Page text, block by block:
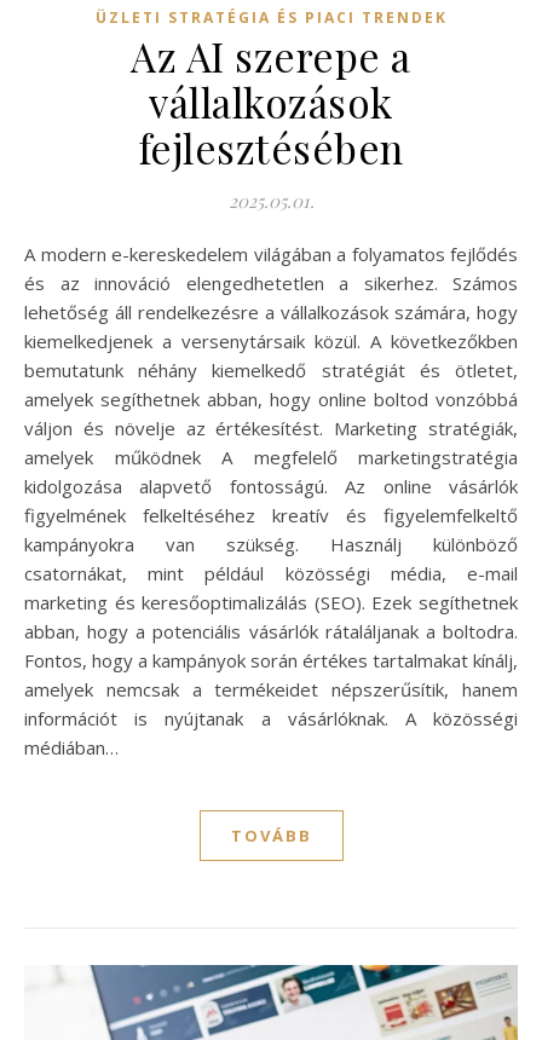
ÜZLETI STRATÉGIA ÉS PIACI TRENDEK
Az AI szerepe a
vállalkozások
fejlesztésében
2025.05.01.
A modern e-kereskedelem világában a folyamatos fejlődés
és az innováció elengedhetetlen a sikerhez. Számos
lehetőség áll rendelkezésre a vállalkozások számára, hogy
kiemelkedjenek a versenytársaik közül. A következőkben
bemutatunk néhány kiemelkedő stratégiát és ötletet,
amelyek segíthetnek abban, hogy online boltod vonzóbbá
váljon és növelje az értékesítést. Marketing stratégiák,
amelyek működnek A megfelelő marketingstratégia
kidolgozása alapvető fontosságú. Az online vásárlók
figyelmének felkeltéséhez kreatív és figyelemfelkeltő
kampányokra van szükség. Használj különböző
csatornákat, mint például közösségi média, e-mail
marketing és keresőoptimalizálás (SEO). Ezek segíthetnek
abban, hogy a potenciális vásárlók rátaláljanak a boltodra.
Fontos, hogy a kampányok során értékes tartalmakat kínálj,
amelyek nemcsak a termékeidet népszerűsítik, hanem
információt is nyújtanak a vásárlóknak. A közösségi
médiában…
TOVÁBB